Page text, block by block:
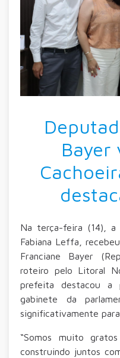
Bayer
Na terça-feira (14), a
Fabiana Leffa,
Franciane Bayer
roteiro pelo Litoral
prefeita destacou a
gabinete da
significativamente
“Somos muito
construindo juntos